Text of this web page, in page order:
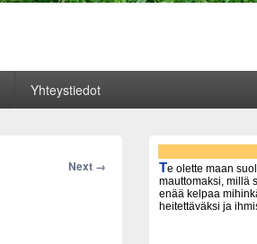
Yhteystiedot
Image
Next →
Primary
Sidebar
Widget
Area